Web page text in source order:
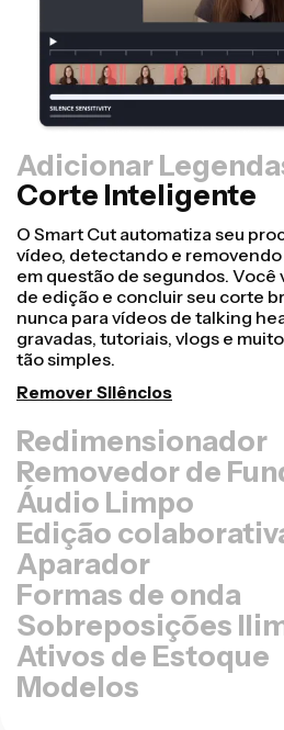
Adicionar
Corte Inteligente
Redimensionador
Transforme vídeos mais
profissionais com nosso
Redimensionamento de Tela!
cliques, você pode pegar um
para o tamanho certo em
seja para TikTok, Youtube,
ou qualquer outro lugar.
Removedor de
Áudio Limpo
Edição
Aparador
Formas de onda
Sobreposições
Ativos de Estoque
Modelos